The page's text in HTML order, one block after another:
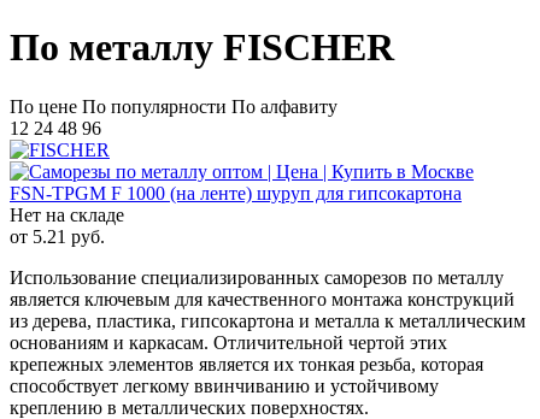
По металлу FISCHER
По цене По популярности По алфавиту
12 24 48 96
FSN-TPGM F 1000 (на ленте) шуруп для гипсокартона
Нет на складе
от 5.21 руб.
Использование специализированных саморезов по металлу
является ключевым для качественного монтажа конструкций
из дерева, пластика, гипсокартона и металла к металлическим
основаниям и каркасам. Отличительной чертой этих
крепежных элементов является их тонкая резьба, которая
способствует легкому ввинчиванию и устойчивому
креплению в металлических поверхностях.